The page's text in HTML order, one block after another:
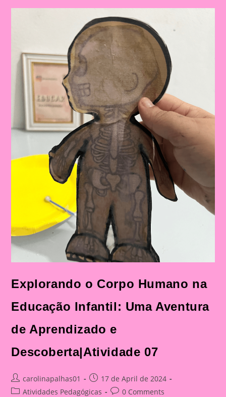
Infantil:
Uma
Aventura
De
Aprendizado
E
Descoberta|Atividade
08
Explorando o Corpo Humano na
Educação Infantil: Uma Aventura
de Aprendizado e
Descoberta|Atividade 07
Post
author:
carolinapalhas01
Post
published:
17 de April de 2024
PostAtividades Pedagógicas
Post0 Comments